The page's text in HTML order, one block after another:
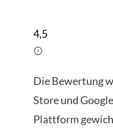
4,5
Die Bewertung
Store und
Plattform